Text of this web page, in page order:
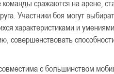
команды сражаются на арене,
Участники боя могут
характеристиками и
совершенствовать
с большинством